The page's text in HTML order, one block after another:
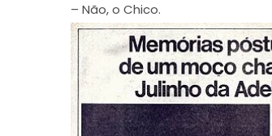
– Não, o Chico.